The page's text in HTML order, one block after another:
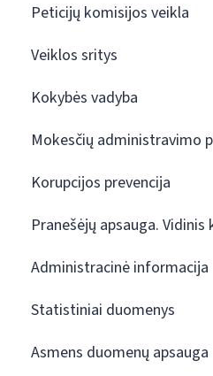
Peticijų komisijos veikla
Veiklos sritys
Kokybės vadyba
Mokesčių administravimo
Korupcijos prevencija
Pranešėjų apsauga. Vidinis
Administracinė informacija
Statistiniai duomenys
Asmens duomenų apsauga